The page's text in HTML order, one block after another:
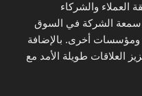
العملاء والشركاء
سمعة الشركة في السوق
أخرى. بالإضافة
العلاقات طويلة الأمد مع